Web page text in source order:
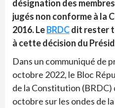
désignation des
jugés non conforme à la
2016. LeBRDCdit rester
à cette décision du
Dans un communiqué de
octobre 2022, le Bloc
de la Constitution
octobre sur les ondes de